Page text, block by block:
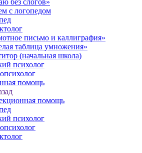
без слогов»
с логопедом
письмо и каллиграфия»
таблица умножения»
(начальная школа)
психолог
помощь
помощь
психолог